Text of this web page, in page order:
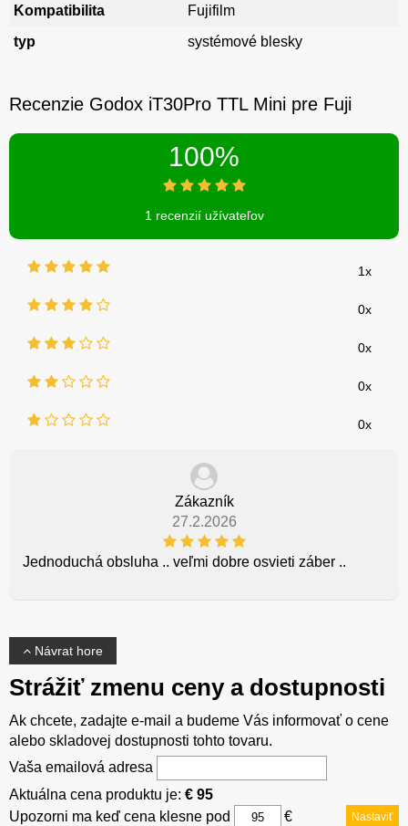
Kompatibilita
Fujifilm
typ
systémové blesky
Recenzie Godox iT30Pro TTL Mini pre Fuji
100%
1 recenzií užívateľov
1x
0x
0x
0x
0x
Zákazník
27.2.2026
Jednoduchá obsluha .. veľmi dobre osvieti záber ..
Návrat hore
Strážiť zmenu ceny a dostupnosti
Ak chcete, zadajte e-mail a budeme Vás informovať o cene
alebo skladovej dostupnosti tohto tovaru.
Vaša emailová adresa
Aktuálna cena produktu je: € 95
Upozorni ma keď cena klesne pod
€ Nastaviť